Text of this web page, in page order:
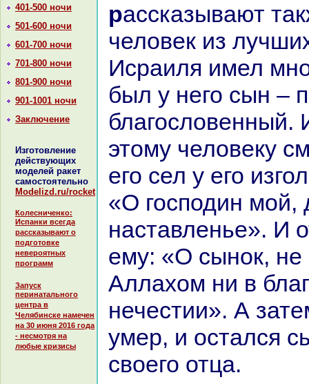
401-500 ночи
501-600 ночи
601-700 ночи
701-800 ночи
801-900 ночи
901-1001 ночи
Заключение
Изготовление
действующих
моделей ракет
самостоятельно
Modelizd.ru/rocket
Колесниченко:
Испанки всегда
рассказывают о
подготовке
невероятных
программ
Запуск
перинатального
центра в
Челябинске намечен
на 30 июня 2016 года
- несмотря на
любые кризисы
paссказывают также, что один
человек из
Исpaиля имел
был у него сын –
благословенный.
этому человеку
его сел у его
«О господин мой,
нaставленье». И
ему: «О сынок, не
Аллахом ни в
нечестии». А
умер, и остался
своего отца.